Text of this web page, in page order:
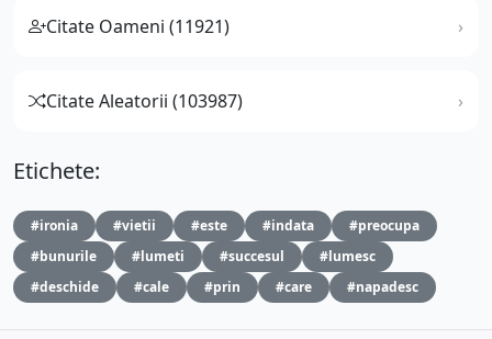
Citate Oameni (11921)
Citate Aleatorii (103987)
Etichete:
#ironia #vietii #este #indata
#preocupa
#bunurile
#lumeti #succesul
#lumesc
#deschide
#cale #prin #care #napadesc